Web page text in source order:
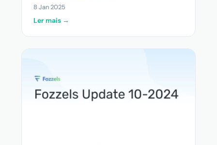
8 Jan 2025
Ler mais →